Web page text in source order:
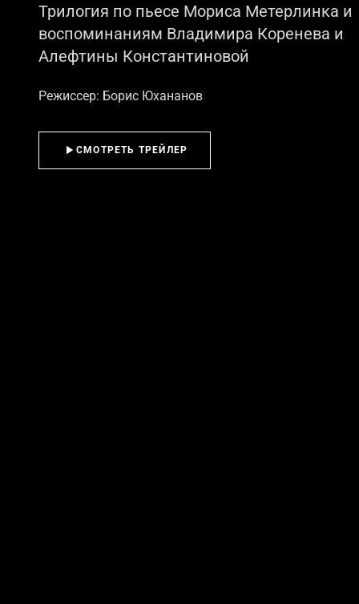
Трилогия по пьесе Мориса Метерлинка и
воспоминаниям Владимира Коренева и
Алефтины Константиновой
Режиссер: Борис Юхананов
СМОТРЕТЬ ТРЕЙЛЕР